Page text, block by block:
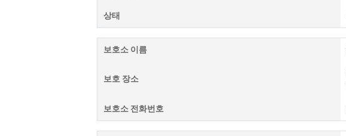
상태
보호소 이름
보호 장소
보호소 전화번호